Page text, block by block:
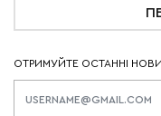
ОТРИМУЙТЕ ОСТАННІ